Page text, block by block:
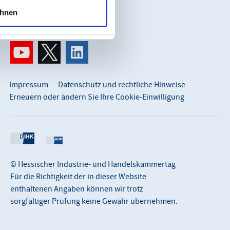
0611 360 115-0
© Hessischer Industrie- und Handelskammertag
Für die Richtigkeit der in dieser Website
enthaltenen Angaben können wir trotz
sorgfältiger Prüfung keine Gewähr übernehmen.
Impressum
Datenschutz und rechtliche Hinweise
Erneuern oder ändern Sie Ihre Cookie-Einwilligung